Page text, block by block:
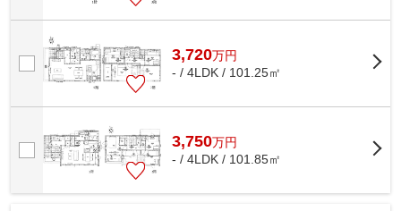
3,720万円
- / 4LDK / 101.25㎡
3,750万円
- / 4LDK / 101.85㎡